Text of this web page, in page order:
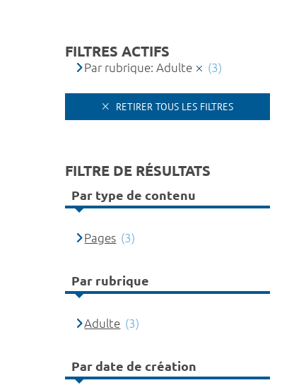
FILTRES ACTIFS
Par rubrique: Adulte (3)
RETIRER TOUS LES FILTRES
FILTRE DE RÉSULTATS
Par type de contenu
Pages (3)
Par rubrique
Adulte (3)
Par date de création